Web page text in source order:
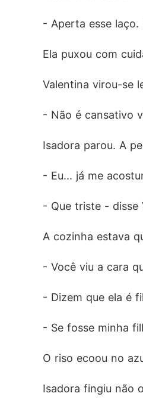
- Aperta esse
Ela puxou com
Valentina virou-se
- Não é cansativo
Isadora parou. A
- Eu... já me
- Que triste - disse
A cozinha estava
- Você viu a cara
- Dizem que ela é
- Se fosse minha
O riso ecoou no
Isadora fingiu não